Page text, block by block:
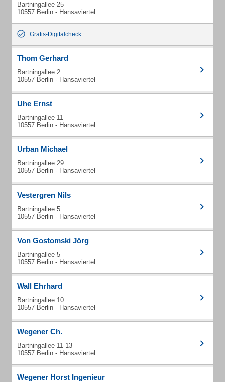
Bartningallee 25
10557 Berlin - Hansaviertel
Gratis-Digitalcheck
Thom Gerhard
Bartningallee 2
10557 Berlin - Hansaviertel
Uhe Ernst
Bartningallee 11
10557 Berlin - Hansaviertel
Urban Michael
Bartningallee 29
10557 Berlin - Hansaviertel
Vestergren Nils
Bartningallee 5
10557 Berlin - Hansaviertel
Von Gostomski Jörg
Bartningallee 5
10557 Berlin - Hansaviertel
Wall Ehrhard
Bartningallee 10
10557 Berlin - Hansaviertel
Wegener Ch.
Bartningallee 11-13
10557 Berlin - Hansaviertel
Wegener Horst Ingenieur